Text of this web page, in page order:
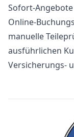
Sofort-Angebote
Online-
manuelle
ausführlichen
Versicherungs-